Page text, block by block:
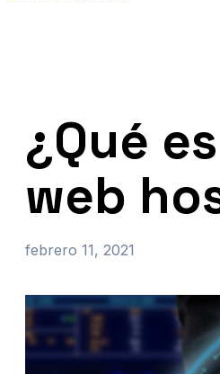
¿Qué
web
febrero 11, 2021